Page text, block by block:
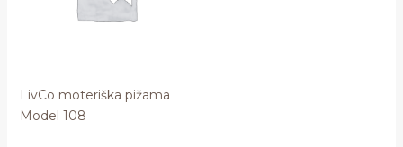
LivCo moteriška pižama
Model 108